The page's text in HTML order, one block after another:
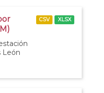
León
CSV XLSX